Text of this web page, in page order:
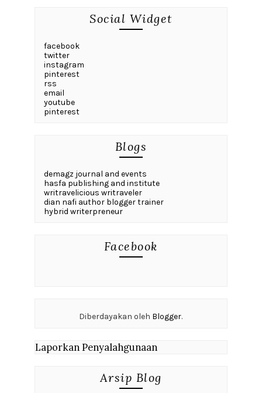
Social Widget
facebook
twitter
instagram
pinterest
rss
email
youtube
pinterest
Blogs
demagz journal and events
hasfa publishing and institute
writravelicious writraveler
dian nafi author blogger trainer
hybrid writerpreneur
Facebook
Diberdayakan oleh Blogger.
Laporkan Penyalahgunaan
Arsip Blog